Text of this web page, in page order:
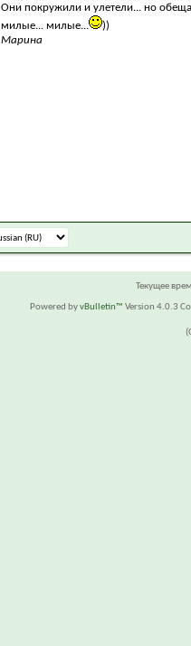
Они покружили и улетели... но
милые... милые...
))
Марина
Текущее
Powered byvBulletin™ Version 4.0.3